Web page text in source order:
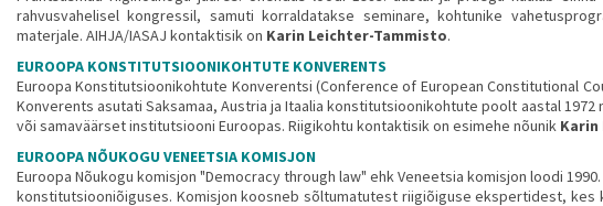
rahvusvahelisel kongressil, samuti korraldatakse seminare, kohtunike
materjale. AIHJA/IASAJ kontaktisik on Karin Leichter-Tammisto.
EUROOPA KONSTITUTSIOONIKOHTUTE KONVERENTS
Euroopa Konstitutsioonikohtute Konverentsi (Conference of European Constitutional
Konverents asutati Saksamaa, Austria ja Itaalia konstitutsioonikohtute poolt aastal
või samaväärset institutsiooni Euroopas. Riigikohtu kontaktisik on esimehe nõunik
EUROOPA NÕUKOGU VENEETSIA KOMISJON
Euroopa Nõukogu komisjon "Democracy through law" ehk Veneetsia komisjon loodi
konstitutsiooniõiguses. Komisjon koosneb sõltumatutest riigiõiguse ekspertidest, kes